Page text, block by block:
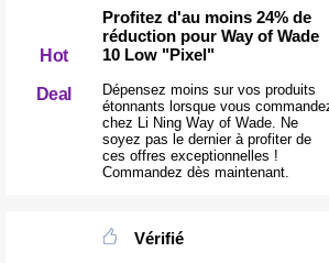
Hot
Deal
Profitez d'au moins 24% de
réduction pour Way of Wade
10 Low "Pixel"
Dépensez moins sur vos produits
étonnants lorsque vous
chez Li Ning Way of Wade. Ne
soyez pas le dernier à profiter de
ces offres exceptionnelles !
Commandez dès maintenant.
Vérifié